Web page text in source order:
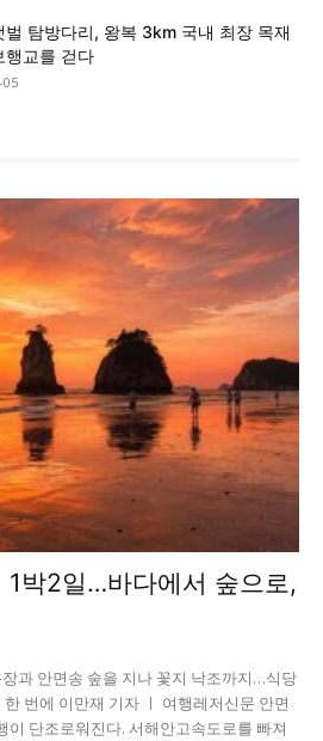
벌 탐방다리, 왕복 3km 국내 최장 목재
행교를 걷다
05
1박2일…바다에서 숲으로,
과 안면송 숲을 지나 꽃지 낙조까지…식당
한 번에 이만재 기자 ㅣ 여행레저신문 안면
이 단조로워진다. 서해안고속도로를 빠져